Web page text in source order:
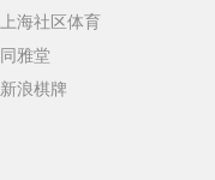
上海社区体育
同雅堂
新浪棋牌